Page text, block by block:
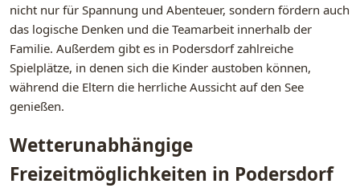
nicht nur für Spannung und Abenteuer, sondern fördern auch
das logische Denken und die Teamarbeit innerhalb der
Familie. Außerdem gibt es in Podersdorf zahlreiche
Spielplätze, in denen sich die Kinder austoben können,
während die Eltern die herrliche Aussicht auf den See
genießen.
Wetterunabhängige
Freizeitmöglichkeiten in Podersdorf